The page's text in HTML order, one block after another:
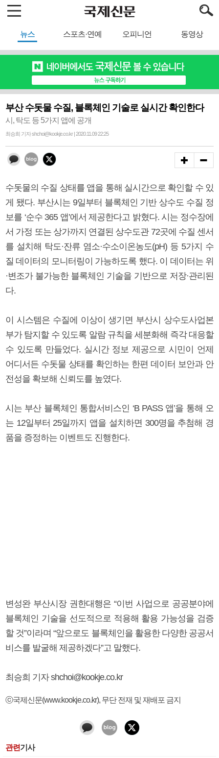
뉴스 스포츠·연예 오피니언 동영상
부산 수돗물 수질, 블록체인 기술로 실시간 확인한다
시, 탁도 등 5가지 앱에 공개
최승희 기자 shchoi@kookje.co.kr | 2020.11.09 22:25
수돗물의 수질 상태를 앱을 통해 실시간으로 확인할 수 있
게 됐다. 부산시는 9일부터 블록체인 기반 상수도 수질 정
보를 ‘순수 365 앱’에서 제공한다고 밝혔다. 시는 정수장에
서 가정 또는 상가까지 연결된 상수도관 72곳에 수질 센서
를 설치해 탁도·잔류 염소·수소이온농도(pH) 등 5가지 수
질 데이터의 모니터링이 가능하도록 했다. 이 데이터는 위
·변조가 불가능한 블록체인 기술을 기반으로 저장·관리된
다.
이 시스템은 수질에 이상이 생기면 부산시 상수도사업본
부가 탐지할 수 있도록 알람 규칙을 세분화해 즉각 대응할
수 있도록 만들었다. 실시간 정보 제공으로 시민이 언제
어디서든 수돗물 상태를 확인하는 한편 데이터 보안과 안
전성을 확보해 신뢰도를 높였다.
시는 부산 블록체인 통합서비스인 ‘B PASS 앱’을 통해 오
는 12일부터 25일까지 앱을 설치하면 300명을 추첨해 경
품을 증정하는 이벤트도 진행한다.
변성완 부산시장 권한대행은 “이번 사업으로 공공분야에
블록체인 기술을 선도적으로 적용해 활용 가능성을 검증
할 것”이라며 “앞으로도 블록체인을 활용한 다양한 공공서
비스를 발굴해 제공하겠다”고 말했다.
최승희 기자 shchoi@kookje.co.kr
ⓒ국제신문(www.kookje.co.kr), 무단 전재 및 재배포 금지
관련기사